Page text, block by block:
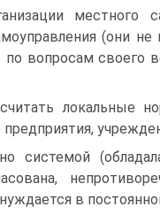
местного
(они не
по вопросам своего
локальные
системой
в